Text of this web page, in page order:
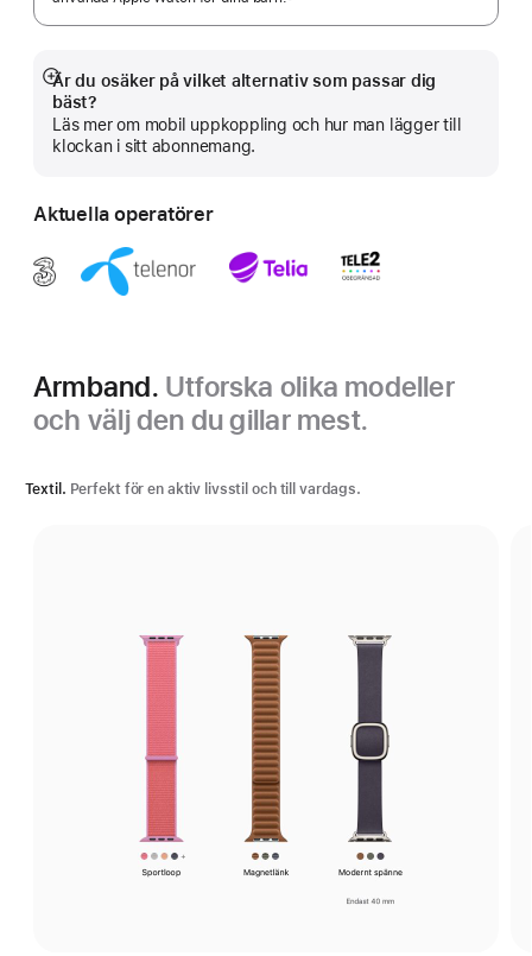
Är du osäker på vilket alternativ som passar dig
bäst?
Läs mer om mobil uppkoppling och hur man lägger till
klockan i sitt abonnemang.
Visa
mer
Aktuella operatörer
Armband. Utforska olika modeller
och välj den du gillar mest.
Textil. Perfekt för en aktiv livsstil och till vardags.